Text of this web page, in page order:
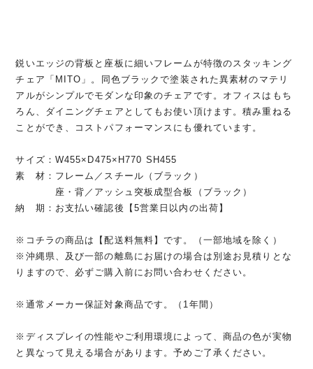
鋭いエッジの背板と座板に細いフレームが特徴のスタッキング
チェア「MITO」。同色ブラックで塗装された異素材のマテリ
アルがシンプルでモダンな印象のチェアです。オフィスはもち
ろん、ダイニングチェアとしてもお使い頂けます。積み重ねる
ことができ、コストパフォーマンスにも優れています。
サイズ：W455×D475×H770 SH455
素 材：フレーム／スチール（ブラック）
座・背／アッシュ突板成型合板（ブラック）
納 期：お支払い確認後【5営業日以内の出荷】
※コチラの商品は【配送料無料】です。（一部地域を除く）
※沖縄県、及び一部の離島にお届けの場合は別途お見積りとな
りますので、必ずご購入前にお問い合わせください。
※通常メーカー保証対象商品です。（1年間）
※ディスプレイの性能やご利用環境によって、商品の色が実物
と異なって見える場合があります。予めご了承ください。